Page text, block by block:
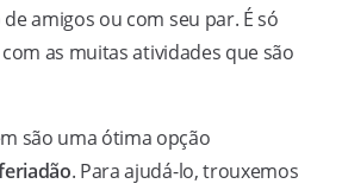
amigos ou com seu par. É só
as muitas atividades que são
são uma ótima opção
. Para ajudá-lo, trouxemos